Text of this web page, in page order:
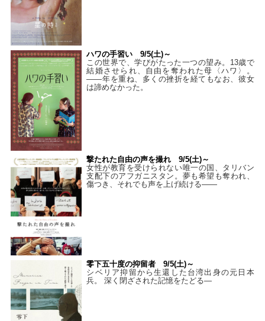
ハワの手習い 9/5(土)～
この世界で、学びがたった一つの望み。13歳で
結婚させられ、自由を奪われた母〈ハワ〉。
——年を重ね、多くの挫折を経てもなお、彼女
は諦めなかった。
撃たれた自由の声を撮れ 9/5(土)～
女性が教育を受けられない唯一の国、タリバン
支配下のアフガニスタン。夢も希望も奪われ、
傷つき、それでも声を上げ続ける——
零下五十度の抑留者 9/5(土)～
シベリア抑留から生還した台湾出身の元日本
兵。 深く閉ざされた記憶をたどる—